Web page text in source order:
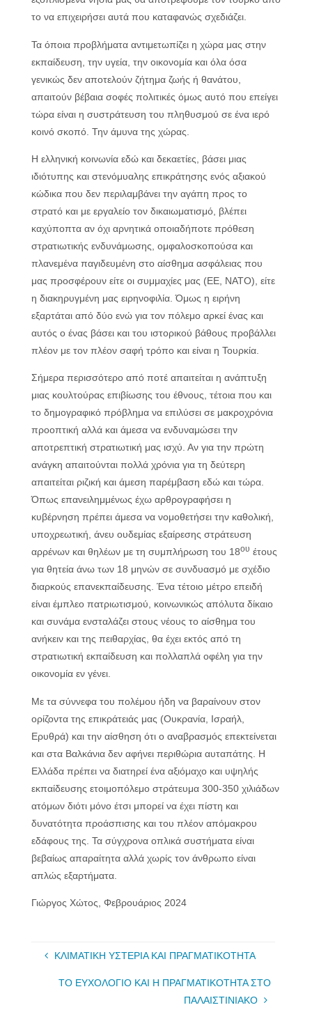
το να επιχειρήσει αυτά που καταφανώς σχεδιάζει.
Τα όποια προβλήματα αντιμετωπίζει η χώρα μας στην
εκπαίδευση, την υγεία, την οικονομία και όλα όσα
γενικώς δεν αποτελούν ζήτημα ζωής ή θανάτου,
απαιτούν βέβαια σοφές πολιτικές όμως αυτό που επείγει
τώρα είναι η συστράτευση του πληθυσμού σε ένα ιερό
κοινό σκοπό. Την άμυνα της χώρας.
Η ελληνική κοινωνία εδώ και δεκαετίες, βάσει μιας
ιδιότυπης και στενόμυαλης επικράτησης ενός αξιακού
κώδικα που δεν περιλαμβάνει την αγάπη προς το
στρατό και με εργαλείο τον δικαιωματισμό, βλέπει
καχύποπτα αν όχι αρνητικά οποιαδήποτε πρόθεση
στρατιωτικής ενδυνάμωσης, ομφαλοσκοπούσα και
πλανεμένα παγιδευμένη στο αίσθημα ασφάλειας που
μας προσφέρουν είτε οι συμμαχίες μας (ΕΕ, ΝΑΤΟ), είτε
η διακηρυγμένη μας ειρηνοφιλία. Όμως η ειρήνη
εξαρτάται από δύο ενώ για τον πόλεμο αρκεί ένας και
αυτός ο ένας βάσει και του ιστορικού βάθους προβάλλει
πλέον με τον πλέον σαφή τρόπο και είναι η Τουρκία.
Σήμερα περισσότερο από ποτέ απαιτείται η ανάπτυξη
μιας κουλτούρας επιβίωσης του έθνους, τέτοια που και
το δημογραφικό πρόβλημα να επιλύσει σε μακροχρόνια
προοπτική αλλά και άμεσα να ενδυναμώσει την
αποτρεπτική στρατιωτική μας ισχύ. Αν για την πρώτη
ανάγκη απαιτούνται πολλά χρόνια για τη δεύτερη
απαιτείται ριζική και άμεση παρέμβαση εδώ και τώρα.
Όπως επανειλημμένως έχω αρθρογραφήσει η
κυβέρνηση πρέπει άμεσα να νομοθετήσει την καθολική,
υποχρεωτική, άνευ ουδεμίας εξαίρεσης στράτευση
αρρένων και θηλέων με τη συμπλήρωση του 18ου έτους
για θητεία άνω των 18 μηνών σε συνδυασμό με σχέδιο
διαρκούς επανεκπαίδευσης. Ένα τέτοιο μέτρο επειδή
είναι έμπλεο πατριωτισμού, κοινωνικώς απόλυτα δίκαιο
και συνάμα ενσταλάζει στους νέους το αίσθημα του
ανήκειν και της πειθαρχίας, θα έχει εκτός από τη
στρατιωτική εκπαίδευση και πολλαπλά οφέλη για την
οικονομία εν γένει.
Με τα σύννεφα του πολέμου ήδη να βαραίνουν στον
ορίζοντα της επικράτειάς μας (Ουκρανία, Ισραήλ,
Ερυθρά) και την αίσθηση ότι ο αναβρασμός επεκτείνεται
και στα Βαλκάνια δεν αφήνει περιθώρια αυταπάτης. Η
Ελλάδα πρέπει να διατηρεί ένα αξιόμαχο και υψηλής
εκπαίδευσης ετοιμοπόλεμο στράτευμα 300-350 χιλιάδων
ατόμων διότι μόνο έτσι μπορεί να έχει πίστη και
δυνατότητα προάσπισης και του πλέον απόμακρου
εδάφους της. Τα σύγχρονα οπλικά συστήματα είναι
βεβαίως απαραίτητα αλλά χωρίς τον άνθρωπο είναι
απλώς εξαρτήματα.
Γιώργος Χώτος, Φεβρουάριος 2024
ΚΛΙΜΑΤΙΚΗ ΥΣΤΕΡΙΑ ΚΑΙ ΠΡΑΓΜΑΤΙΚΟΤΗΤΑ
ΤΟ ΕΥΧΟΛΟΓΙΟ ΚΑΙ Η ΠΡΑΓΜΑΤΙΚΟΤΗΤΑ ΣΤΟ
ΠΑΛΑΙΣΤΙΝΙΑΚΟ